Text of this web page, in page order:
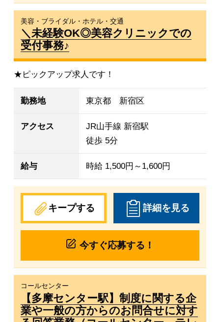
美容・ブライダル・ホテル・交通
＼未経験OK◎美容クリニックでの
受付事務♪
★ピックアップ求人です！
勤務地 東京都 新宿区
アクセス
JR山手線 新宿駅
徒歩 5分
給与 時給 1,500円～1,600円
キープする 詳細を見る
今すぐ応募する！
コールセンター
【多摩センター駅】制度に関する企
業や一般の方からのお問合せに対す